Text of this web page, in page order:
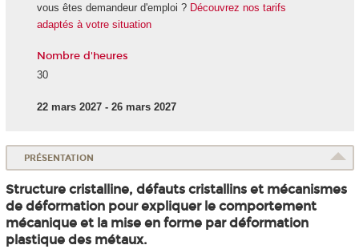
vous êtes demandeur d'emploi ? Découvrez nos tarifs
adaptés à votre situation
Nombre d'heures
30
22 mars 2027 - 26 mars 2027
PRÉSENTATION
Structure cristalline, défauts cristallins et mécanismes
de déformation pour expliquer le comportement
mécanique et la mise en forme par déformation
plastique des métaux.